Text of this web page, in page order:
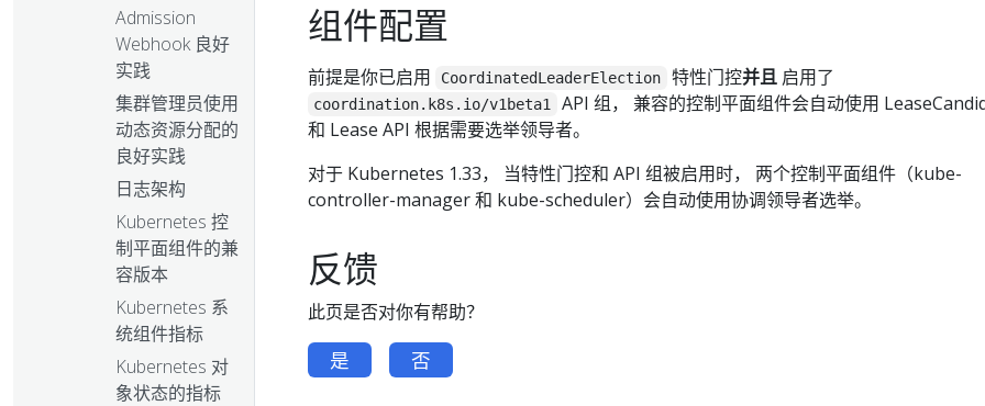
Admission
Webhook 良好
实践
集群管理员使用
动态资源分配的
良好实践
日志架构
Kubernetes 控
制平面组件的兼
容版本
Kubernetes 系
统组件指标
Kubernetes 对
象状态的指标
组件配置
前提是你已启用 CoordinatedLeaderElection 特性门控并且启用了
coordination.k8s.io/v1beta1
API 组， 兼容的控制平面组件会自动使用
和 Lease API 根据需要选举领导者。
对于 Kubernetes 1.33， 当特性门控和 API 组被启用时， 两个控制平面组件（kube-
controller-manager 和 kube-scheduler）会自动使用协调领导者选举。
反馈
此页是否对你有帮助？
是 否